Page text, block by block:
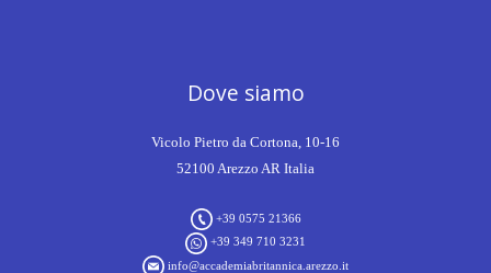
Dove siamo
Vicolo Pietro da Cortona, 10-16
52100 Arezzo AR Italia
+39 0575 21366
+39 349 710 3231
info@accademiabritannica.arezzo.it